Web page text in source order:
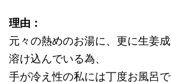
理由：
元々の熱めのお湯に、更に生姜
溶け込んでいる為、
手が冷え性の私には丁度お風呂で